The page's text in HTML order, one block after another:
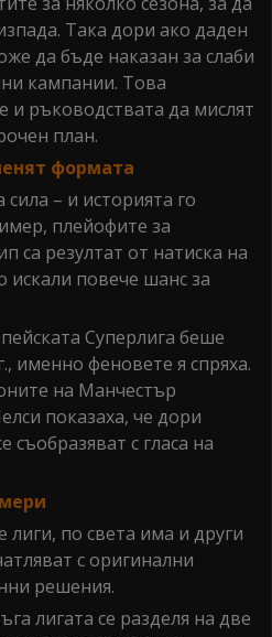
Така дори ако даден
да бъде наказан за слаби
кампании. Това
и ръководствата да мислят
план.
формата
– и историята го
плейофите за
резултат от натиска на
искали повече шанс за
Суперлига беше
именно феновете я спряха.
на Манчестър
показаха, че дори
съобразяват с гласа на
по света има и други
с оригинални
решения.
лигата се разделя на две